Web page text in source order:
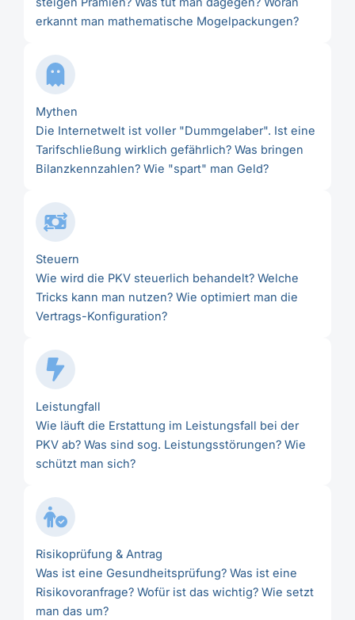
erkannt man mathematische Mogelpackungen?
Mythen
Die Internetwelt ist voller "Dummgelaber". Ist eine
Tarifschließung wirklich gefährlich? Was bringen
Bilanzkennzahlen? Wie "spart" man Geld?
Steuern
Wie wird die PKV steuerlich behandelt? Welche
Tricks kann man nutzen? Wie optimiert man die
Vertrags-Konfiguration?
Leistungfall
Wie läuft die Erstattung im Leistungsfall bei der
PKV ab? Was sind sog. Leistungsstörungen? Wie
schützt man sich?
Risikoprüfung & Antrag
Was ist eine Gesundheitsprüfung? Was ist eine
Risikovoranfrage? Wofür ist das wichtig? Wie setzt
man das um?